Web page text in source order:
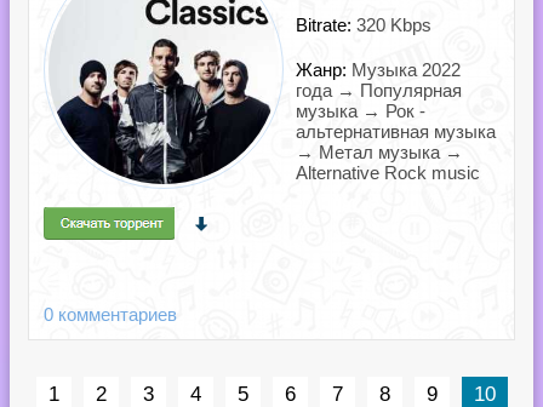
Bitrate: 320 Kbps
Жанр: Музыка 2022
года → Популярная
музыка → Рок -
альтернативная музыка
→ Метал музыка →
Alternative Rock music
0 комментариев
1 2 3 4 5 6 7 8 9 10